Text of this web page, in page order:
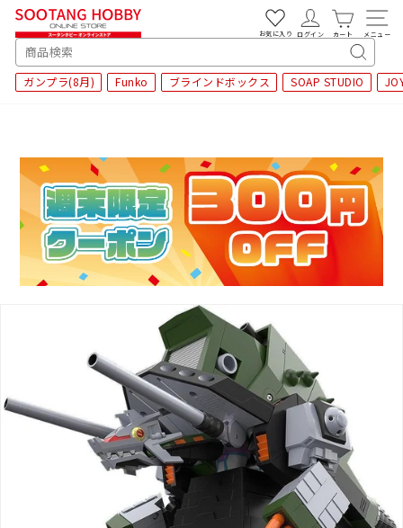
SEARCH
キ
ー
検
索
ガンプラ(8月) Funko ブラインドボックス SOAP STUDIO
お気に入り ログイン カート メニュー